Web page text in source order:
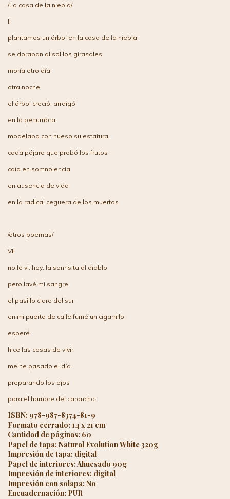
/La casa de la niebla/
II
plantamos un árbol en la casa de la niebla
se doraban al sol los girasoles
moría otro día
otra noche
el árbol creció, arraigó
en la penumbra
modelaba con hueso su estatura
cada pájaro que probó los frutos
caía en somnolencia
en ausencia de vida
en la radical ceguera de los muertos
/otros poemas/
VII
no le vi, hoy, la sonrisita al diablo
pero lavé mi sangre,
el pasillo claro del sur
en mi puerta de calle fumé un cigarrillo
esperé
hice las cosas de vivir
me he pasado el día
preparando los ojos
para el hambre del carancho.
ISBN: 978-987-8374-81-9
Formato cerrado: 14 x 21 cm
Cantidad de páginas: 60
Papel de tapa: Natural Evolution White 320g
Impresión de tapa: digital
Papel de interiores: Ahuesado 90g
Impresión de interiores: digital
Impresión con solapa: No
Encuadernación: PUR